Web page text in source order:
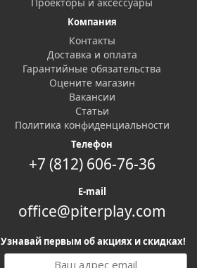
Компания
Контакты
Доставка и оплата
Гарантийные обязательства
Оцените магазин
Вакансии
Статьи
Политика конфиденциальности
Телефон
+7 (812) 606-76-36
E-mail
office@piterplay.com
Узнавай первым об акциях и скидках!